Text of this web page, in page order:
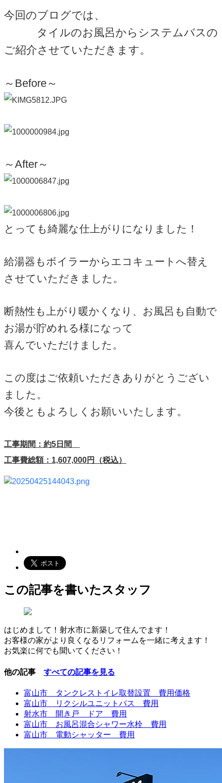
今回のブログでは、
タイルのお風呂からシステムバスの
ご紹介させていただきます。
～Before～
～After～
とっても綺麗な仕上がりになりました！
給湯器もボイラーからエコキュートへ替え
させていただきました。
断熱性も上がり暖かくなり、お風呂も自動で
お湯が貯めれる様になって
喜んでいただけました。
この度はご依頼いただきありがとうござい
ました。
今後ともよろしくお願いいたします。
工事期間：約5日間
工事費総額：1,607,000円（税込）
この記事を書いたスタッフ
はじめまして！射水市に新築して住んでます！
お客様の家がより良くなるリフォームを一緒に考えます！
お気楽に何でも聞いてください！
他の記事 すべての記事を見る
富山市 タンクレストイレ取替設置 費用価格
富山市 リクシルユニットバス 費用
射水市 開き戸 ドア 費用
富山市 お風呂混合シャワー水栓 費用
富山市 電動シャッター 費用